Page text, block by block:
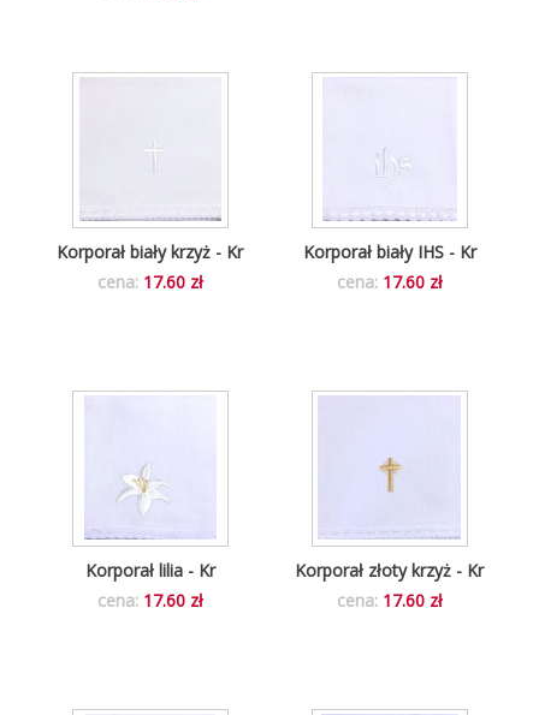
Korporał biały IHS - Kr
cena: 17.60 zł
Korporał biały krzyż - Kr
cena: 17.60 zł
Korporał złoty krzyż - Kr
cena: 17.60 zł
Korporał lilia - Kr
cena: 17.60 zł